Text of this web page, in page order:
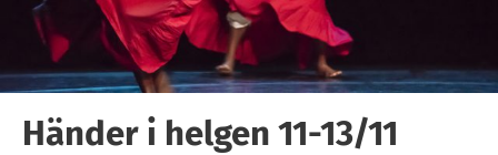
Händer i helgen 11-13/11